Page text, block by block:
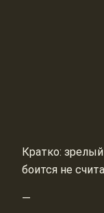
Кратко:
боится не
—